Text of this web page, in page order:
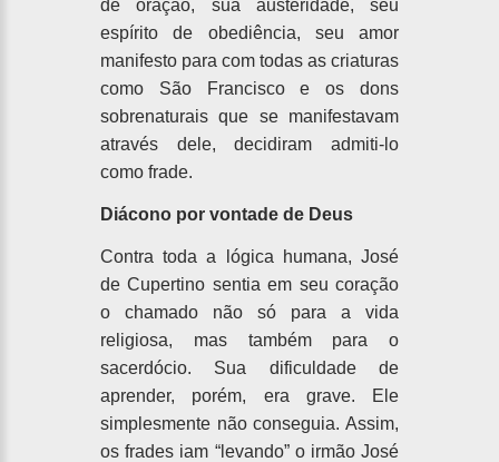
de oração, sua austeridade, seu
espírito de obediência, seu amor
manifesto para com todas as criaturas
como São Francisco e os dons
sobrenaturais que se manifestavam
através dele, decidiram admiti-lo
como frade.
Diácono por vontade de Deus
Contra toda a lógica humana, José
de Cupertino sentia em seu coração
o chamado não só para a vida
religiosa, mas também para o
sacerdócio. Sua dificuldade de
aprender, porém, era grave. Ele
simplesmente não conseguia. Assim,
os frades iam “levando” o irmão José